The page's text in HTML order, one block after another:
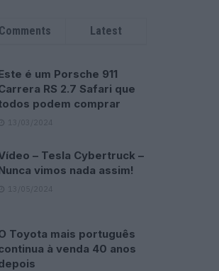
Comments Latest
é um Porsche 911
RS 2.7 Safari que
podem comprar
13/03/2024
– Tesla Cybertruck –
vimos nada assim!
13/05/2024
Toyota mais português
à venda 40 anos